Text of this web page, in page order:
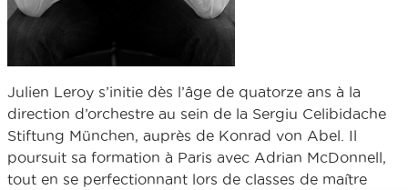
Julien Leroy s’initie dès l’âge de quatorze ans à la
direction d’orchestre au sein de la Sergiu Celibidache
Stiftung München, auprès de Konrad von Abel. Il
poursuit sa formation à Paris avec Adrian McDonnell,
tout en se perfectionnant lors de classes de maître